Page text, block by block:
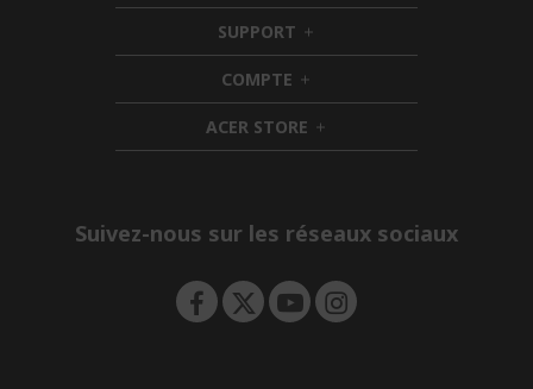
i
d
d
e
n
SUPPORT h
i
d
d
e
n
COMPTE h
i
d
d
ACER STORE h
i
e
Suivez-nous sur les réseaux sociaux